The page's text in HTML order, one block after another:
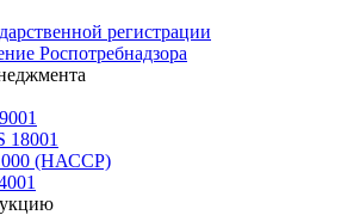
регистрации
Роспотребнадзора
18001
000 (НАССР)